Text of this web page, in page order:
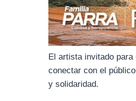
El artista invitado
conectar con el
y solidaridad.